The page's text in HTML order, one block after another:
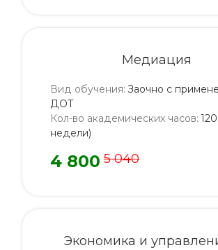
Медиация
Вид обучения: Заочно с
ДОТ
Кол-во академических часов:
недели)
4 800 5 040
Экономика и